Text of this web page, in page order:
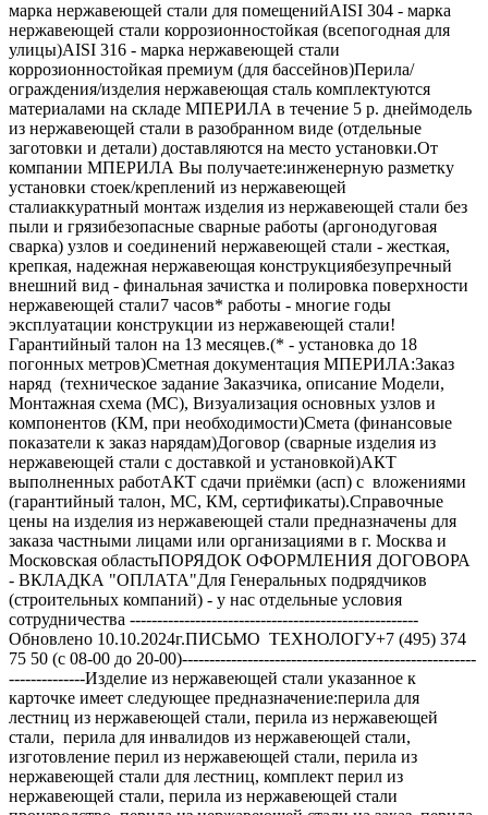
марка нержавеющей стали для помещенийAISI 304 - марка
нержавеющей стали коррозионностойкая (всепогодная для
улицы)AISI 316 - марка нержавеющей стали
коррозионностойкая премиум (для бассейнов)Перила/
ограждения/изделия нержавеющая сталь комплектуются
материалами на складе МПЕРИЛА в течение 5 р. днеймодель
из нержавеющей стали в разобранном виде (отдельные
заготовки и детали) доставляются на место установки.От
компании МПЕРИЛА Вы получаете:инженерную разметку
установки стоек/креплений из нержавеющей
сталиаккуратный монтаж изделия из нержавеющей стали без
пыли и грязибезопасные сварные работы (аргонодуговая
сварка) узлов и соединений нержавеющей стали - жесткая,
крепкая, надежная нержавеющая конструкциябезупречный
внешний вид - финальная зачистка и полировка поверхности
нержавеющей стали7 часов* работы - многие годы
эксплуатации конструкции из нержавеющей стали!
Гарантийный талон на 13 месяцев.(* - установка до 18
погонных метров)Сметная документация МПЕРИЛА:Заказ
наряд (техническое задание Заказчика, описание Модели,
Монтажная схема (МС), Визуализация основных узлов и
компонентов (КМ, при необходимости)Смета (финансовые
показатели к заказ нарядам)Договор (сварные изделия из
нержавеющей стали с доставкой и установкой)АКТ
выполненных работАКТ сдачи приёмки (асп) с вложениями
(гарантийный талон, МС, КМ, сертификаты).Справочные
цены на изделия из нержавеющей стали предназначены для
заказа частными лицами или организациями в г. Москва и
Московская областьПОРЯДОК ОФОРМЛЕНИЯ ДОГОВОРА
- ВКЛАДКА "ОПЛАТА"Для Генеральных подрядчиков
(строительных компаний) - у нас отдельные условия
сотрудничества -----------------------------------------------------
Обновлено 10.10.2024г.ПИСЬМО ТЕХНОЛОГУ+7 (495) 374
75 50 (с 08-00 до 20-00)------------------------------------------------------
--------------Изделие из нержавеющей стали указанное к
карточке имеет следующее предназначение:перила для
лестниц из нержавеющей стали, перила из нержавеющей
стали, перила для инвалидов из нержавеющей стали,
изготовление перил из нержавеющей стали, перила из
нержавеющей стали для лестниц, комплект перил из
нержавеющей стали, перила из нержавеющей стали